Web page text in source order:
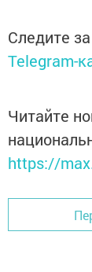
Следите
Telegram-
Читайте
https://